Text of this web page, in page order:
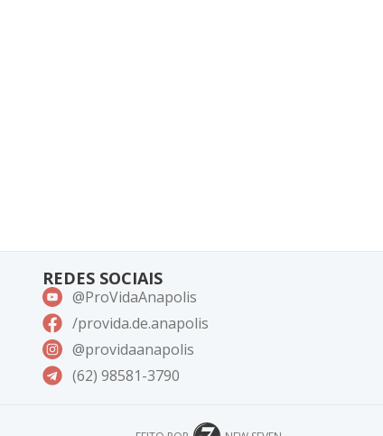
REDES SOCIAIS
@ProVidaAnapolis
/provida.de.anapolis
@providaanapolis
(62) 98581-3790